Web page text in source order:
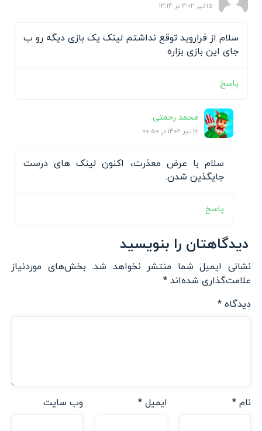
15 تیر 1402 در 13:14
سلام از فراروید توقع نداشتم لینک یک بازی دیگه رو ب
جای این بازی بزاره
پاسخ
محمد رحمتی
16 تیر 1402 در 00:50
سلام با عرض معذرت، اکنون لینک های درست
جایگذین شدن.
پاسخ
دیدگاهتان را بنویسید
نشانی ایمیل شما منتشر نخواهد شد. بخش‌های موردنیاز
علامت‌گذاری شده‌اند *
دیدگاه *
نام * ایمیل* وب‌ سایت